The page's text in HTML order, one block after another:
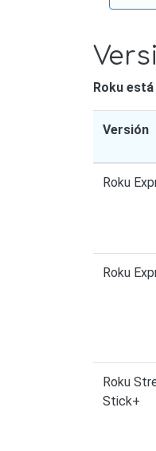
Roku
Versión
Roku
Roku
Roku
Stick+